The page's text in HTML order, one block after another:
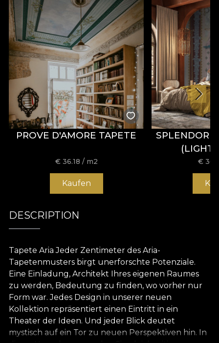
PROVE D'AMORE TAPETE
€ 36.18 / m2
Kaufen
€
DESCRIPTION
Tapete Aria Jeder Zentimeter des Aria-
Tapetenmusters birgt unerforschte Potenziale.
Eine Einladung, Architekt Ihres eigenen Raumes
zu werden, Bedeutung zu finden, wo vorher nur
Form war. Jedes Design in unserer neuen
Kollektion repräsentiert einen Eintritt in ein
Theater der Ideen. Und jeder Blick deutet
mystisch auf ein Tor zu neuen Perspektiven hin. In